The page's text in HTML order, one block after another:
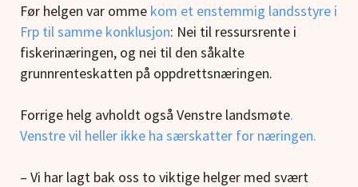
Før helgen var omme kom et enstemmig landsstyre i
Frp til samme konklusjon: Nei til ressursrente i
fiskerinæringen, og nei til den såkalte
grunnrenteskatten på oppdrettsnæringen.
Forrige helg avholdt også Venstre landsmøte.
Venstre vil heller ikke ha særskatter for næringen.
– Vi har lagt bak oss to viktige helger med svært